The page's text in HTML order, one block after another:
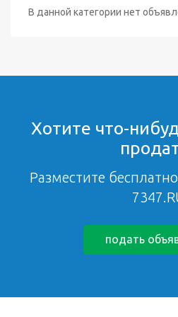
В данной категории нет
Хотите что-
Разместите
подать